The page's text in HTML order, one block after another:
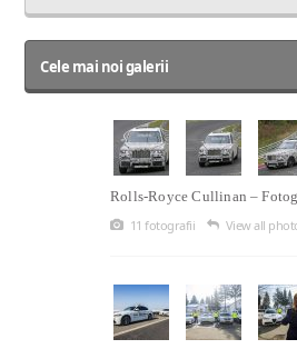
Cele mai noi galerii
Rolls-Royce Cullinan –
11 fotografii
View all